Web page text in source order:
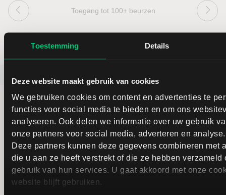
Toestemming Details
Deze website maakt gebruik van cookies
We gebruiken cookies om content en advertenties te
functies voor social media te bieden en om ons
analyseren. Ook delen we informatie over uw gebruik
onze partners voor social media, adverteren en analyse.
Deze partners kunnen deze gegevens combineren met
die u aan ze heeft verstrekt of die ze hebben verzameld
gebruik van hun services. U gaat akkoord met onze
website blijft gebruiken.
Toegang tot 100+ beurzen
Altijd op de hoogte - met onze
nieuwsbrieven